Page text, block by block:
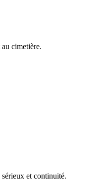
cimetière.
et continuité.